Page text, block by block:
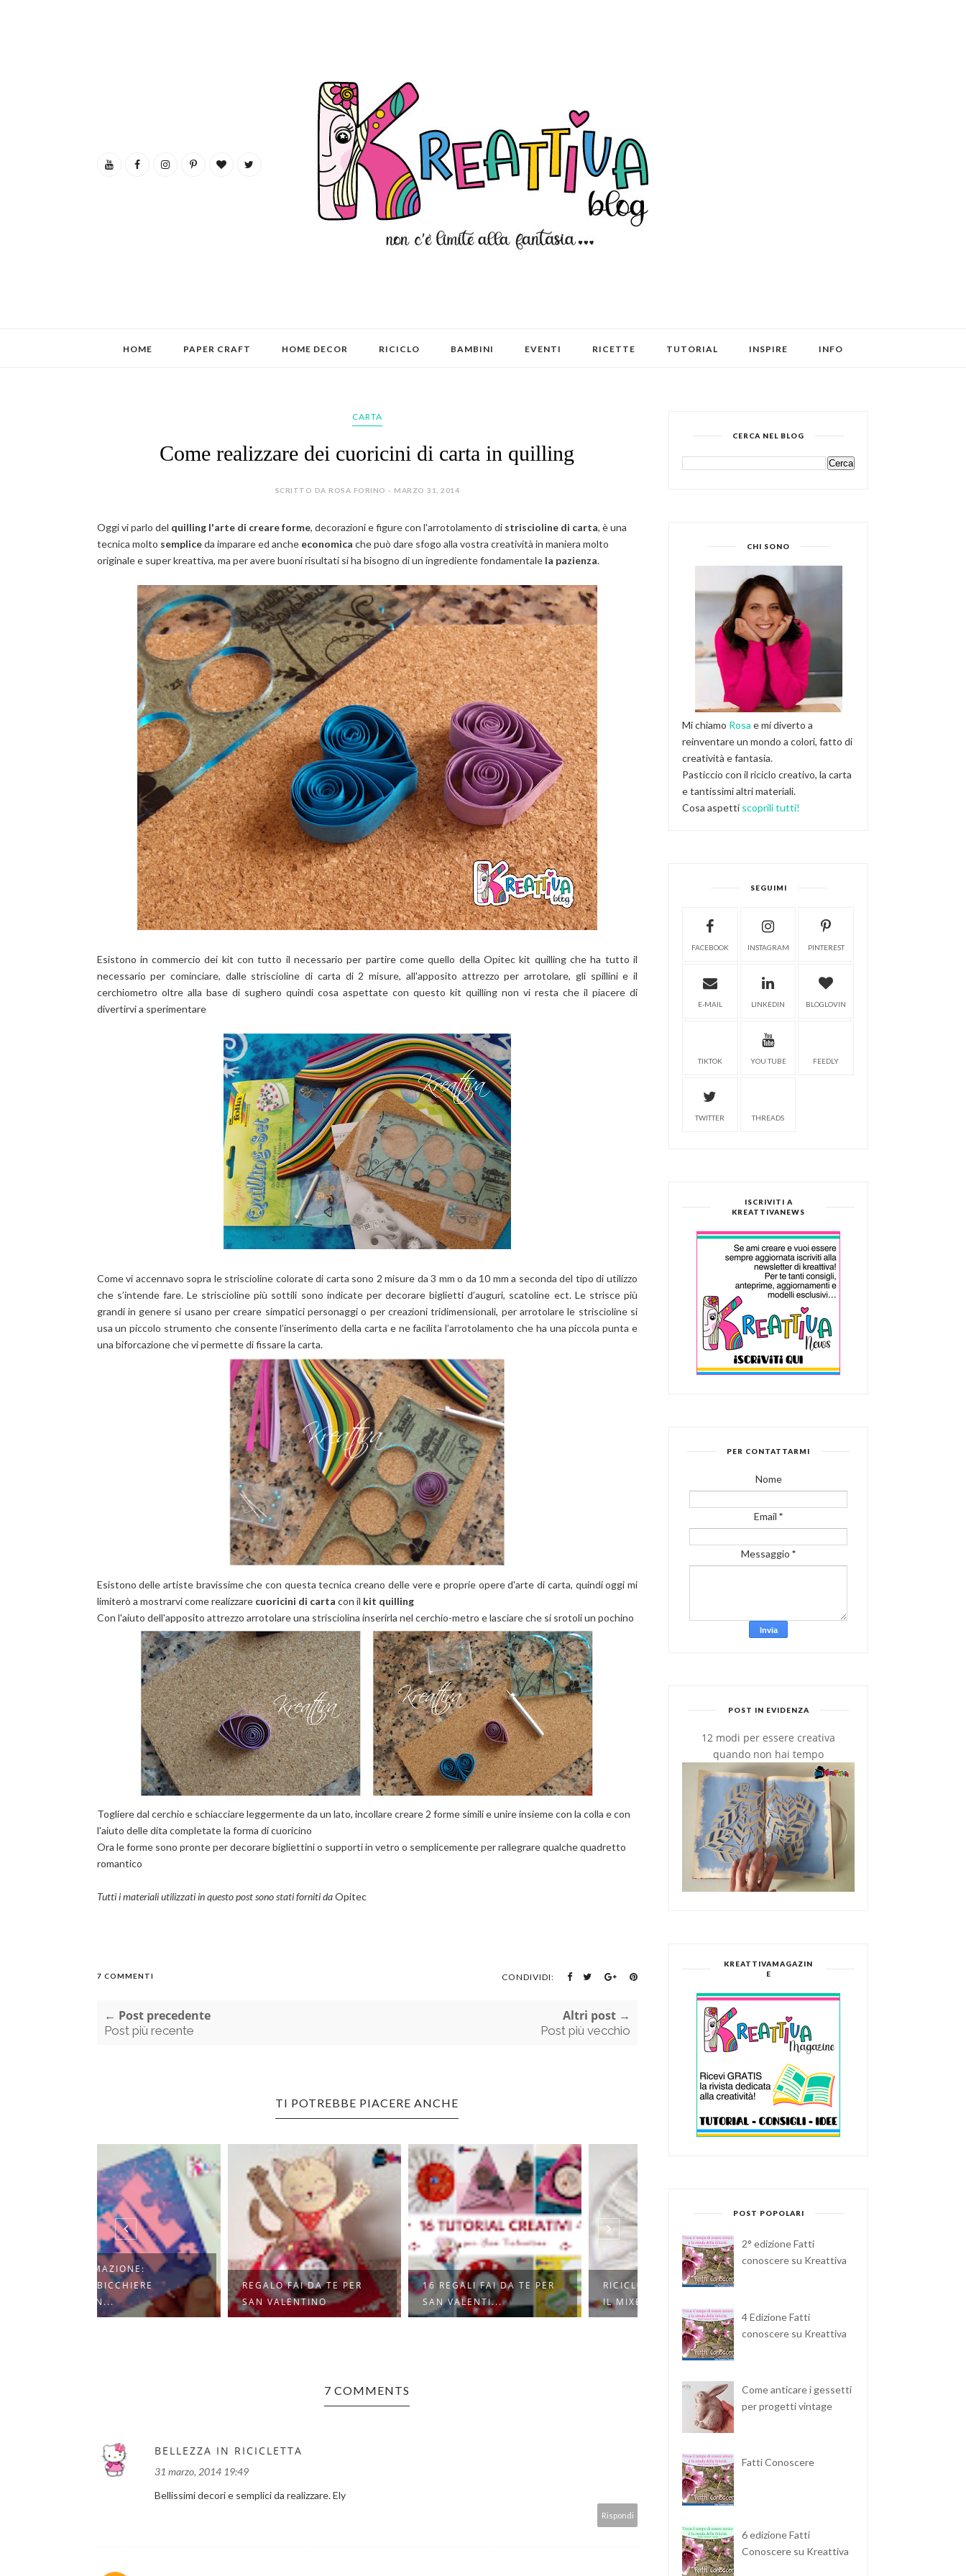
HOME PAPER CRAFT HOME DECOR RICICLO BAMBINI EVENTI RICETTE TUTORIAL INSPIRE INFO
CARTA
Come realizzare dei cuoricini di carta in quilling
SCRITTO DA ROSA FORINO - MARZO 31, 2014
Oggi vi parlo del quillingl'arte di creare forme, decorazioni e figure con l'arrotolamento di striscioline di carta, è una
tecnica molto sempliceda imparare ed anche economica che può dare sfogo alla vostra creatività in maniera molto
originale e super kreattiva, ma per avere buoni risultati si ha bisogno di un ingrediente fondamentale la pazienza.
Esistono in commercio dei kit con tutto il necessario per partire come quello della Opitec kit quilling che ha tutto il
necessario per cominciare, dalle striscioline di carta di 2 misure, all'apposito attrezzo per arrotolare, gli spillini e il
cerchiometro oltre alla base di sughero quindi cosa aspettate con questo kit quilling non vi resta che il piacere di
divertirvi a sperimentare
Come vi accennavo sopra le striscioline colorate di carta sono 2 misure da 3 mm o da 10 mm a seconda del tipo di utilizzo
che s’intende fare. Le striscioline più sottili sono indicate per decorare biglietti d’auguri, scatoline ect. Le strisce più
grandi in genere si usano per creare simpatici personaggi o per creazioni tridimensionali, per arrotolare le striscioline si
usa un piccolo strumento che consente l’inserimento della carta e ne facilita l’arrotolamento che ha una piccola punta e
una biforcazione che vi permette di fissare la carta.
Esistono delle artiste bravissime che con questa tecnica creano delle vere e proprie opere d'arte di carta, quindi oggi mi
limiterò a mostrarvi come realizzare cuoricini di carta con il kit quilling
Con l'aiuto dell'apposito attrezzo arrotolare una strisciolina inserirla nel cerchio-metro e lasciare che si srotoli un pochino
Togliere dal cerchio e schiacciare leggermente da un lato, incollarecreare 2 forme simili e unire insieme con la colla e con
l'aiuto delle dita completate la forma di cuoricino
Ora le forme sono pronte per decorare bigliettini o supporti in vetro o semplicemente per rallegrare qualche quadretto
romantico
Tutti i materiali utilizzati in questo post sono stati forniti daOpitec
7 COMMENTI CONDIVIDI:
← Post precedente
Post più recente
Altri post →
Post più vecchio
TI POTREBBE PIACERE ANCHE
REGALO FAI DA TE PER
SAN VALENTINO
16 REGALI FAI DA TE PER
SAN VALENTI...
RICICLO DEI CD ROM CON
IL MIXED MED...
GHIRLANDA CON CUORI
7 COMMENTS
BELLEZZA IN RICICLETTA
31 marzo, 2014 19:49
Bellissimi decori e semplici da realizzare. Ely
Rispondi
CERCA NEL BLOG
CHI SONO
Mi chiamo Rosa e mi diverto a
reinventare un mondo a colori, fatto di
creatività e fantasia.
Pasticcio con il riciclo creativo, la carta
e tantissimi altri materiali.
Cosa aspetti scoprili tutti!
SEGUIMI
FACEBOOK INSTAGRAM PINTEREST
E-MAIL LINKEDIN BLOGLOVIN
TIKTOK YOU TUBE FEEDLY
TWITTER THREADS
ISCRIVITI A
KREATTIVANEWS
PER CONTATTARMI
Nome
Email*
Messaggio*
POST IN EVIDENZA
12 modi per essere creativa
quando non hai tempo
KREATTIVAMAGAZIN
E
POST POPOLARI
2° edizione Fatti
conoscere su Kreattiva
4 Edizione Fatti
conoscere su Kreattiva
Come anticare i gessetti
per progetti vintage
Fatti Conoscere
6 edizione Fatti
Conoscere su Kreattiva